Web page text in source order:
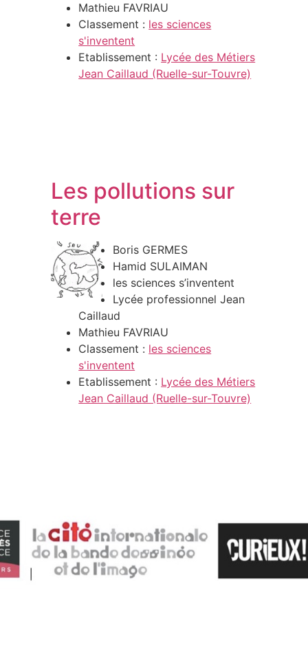
Mathieu FAVRIAU
Classement : les sciences
s'inventent
Etablissement : Lycée des Métiers
Jean Caillaud (Ruelle-sur-Touvre)
Les pollutions sur
terre
Boris GERMES
Hamid SULAIMAN
les sciences s’inventent
Lycée professionnel Jean
Caillaud
Mathieu FAVRIAU
Classement : les sciences
s'inventent
Etablissement : Lycée des Métiers
Jean Caillaud (Ruelle-sur-Touvre)